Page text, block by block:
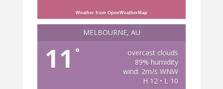
Weather from OpenWeatherMap
MELBOURNE, AU
11 °
overcast clouds
89% humidity
wind: 2m/s WNW
H 12 • L 10